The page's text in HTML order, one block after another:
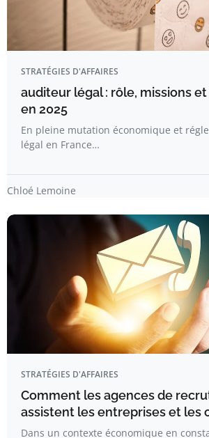
STRATÉGIES D'AFFAIRES
auditeur légal : rôle, missions
en 2025
En pleine mutation économique et
légal en France…
Chloé Lemoine
STRATÉGIES D'AFFAIRES
Comment les agences de
assistent les entreprises et les
Dans un contexte économique en